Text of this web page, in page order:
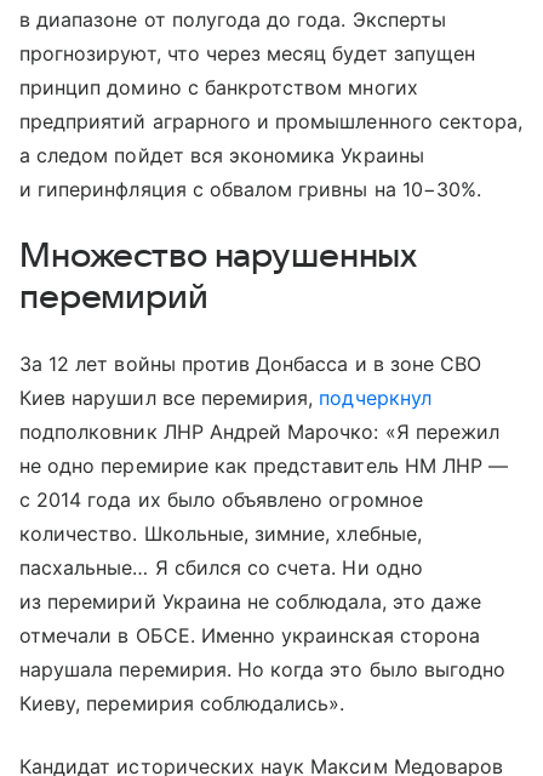
в диапазоне от полугода до года. Эксперты
прогнозируют, что через месяц будет запущен
принцип домино с банкротством многих
предприятий аграрного и промышленного сектора,
а следом пойдет вся экономика Украины
и гиперинфляция с обвалом гривны на 10−30%.
Множество нарушенных
перемирий
За 12 лет войны против Донбасса и в зоне СВО
Киев нарушил все перемирия, подчеркнул
подполковник ЛНР Андрей Марочко: «Я пережил
не одно перемирие как представитель НМ ЛНР —
с 2014 года их было объявлено огромное
количество. Школьные, зимние, хлебные,
пасхальные… Я сбился со счета. Ни одно
из перемирий Украина не соблюдала, это даже
отмечали в ОБСЕ. Именно украинская сторона
нарушала перемирия. Но когда это было выгодно
Киеву, перемирия соблюдались».
Кандидат исторических наук Максим Медоваров